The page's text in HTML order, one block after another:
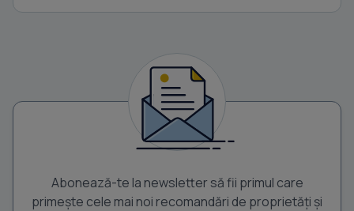
Abonează-te la newsletter să fii primul care
primește cele mai noi recomandări de proprietăți și